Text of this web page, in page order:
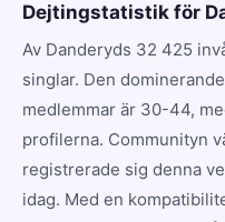
Dejtingstatistik för
Av Danderyds 32 425
singlar. Den
medlemmar är 30-44,
profilerna. Communityn
registrerade sig denna
idag. Med en